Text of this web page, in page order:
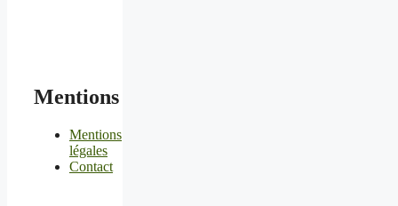
Mentions
Mentions
légales
Contact